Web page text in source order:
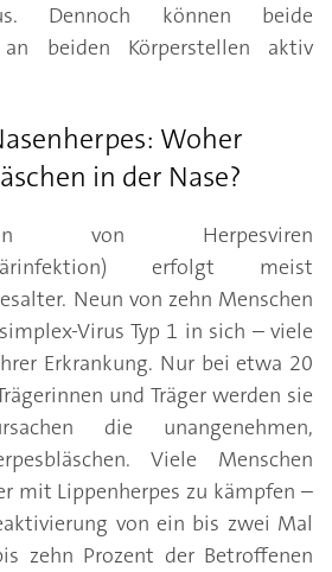
Dennoch können beide
an beiden Körperstellen aktiv
Woher
in der Nase?
von Herpesviren
erfolgt meist
Neun von zehn Menschen
Virus Typ 1 in sich – viele
Erkrankung. Nur bei etwa 20
und Träger werden sie
die unangenehmen,
Viele Menschen
mit Lippenherpes zu kämpfen –
von ein bis zwei Mal
zehn Prozent der Betroffenen